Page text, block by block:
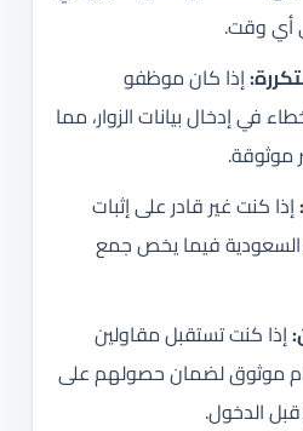
أي وقت.
إذا كان موظفو
في إدخال بيانات الزوار، مما
موثوقة.
إذا كنت غير قادر على إثبات
السعودية فيما يخص جمع
إذا كنت تستقبل مقاولين
موثوق لضمان حصولهم على
قبل الدخول.